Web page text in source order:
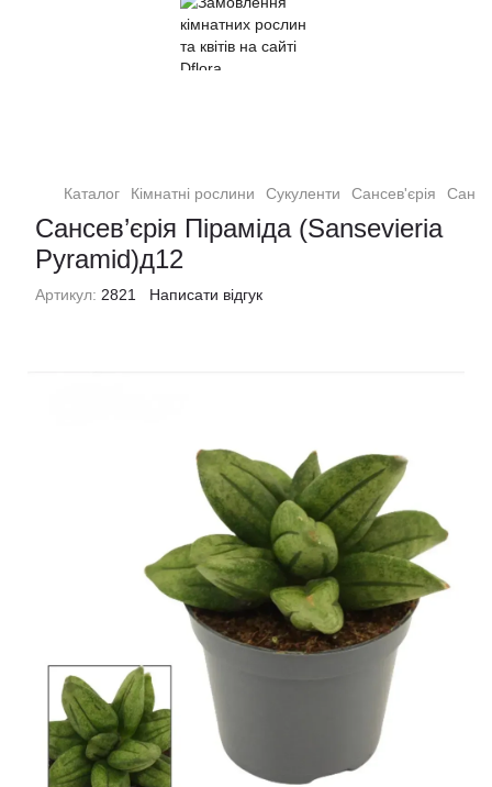
Кімнатні рослини та квіти
Каталог Кімнатні рослини Сукуленти Сансев'єрія
Сансев’єрія Піраміда (Sansevieria
Pyramid)д12
Артикул: 2821 Написати відгук